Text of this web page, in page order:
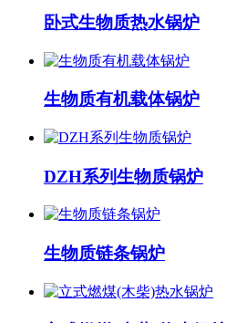
卧式生物质热水锅炉
生物质有机载体锅炉
DZH系列生物质锅炉
生物质链条锅炉